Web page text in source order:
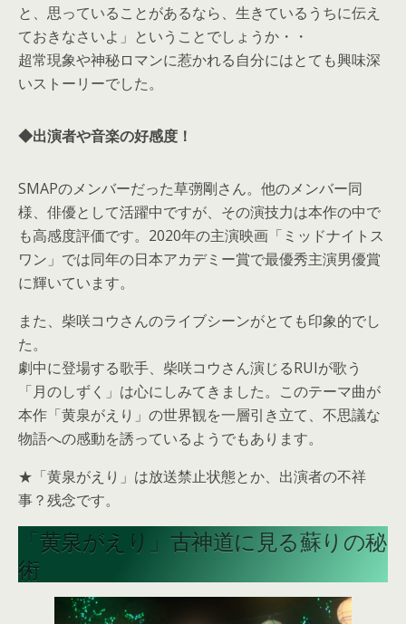
と、思っていることがあるなら、生きているうちに伝え
ておきなさいよ」ということでしょうか・・
超常現象や神秘ロマンに惹かれる自分にはとても興味深
いストーリーでした。
◆出演者や音楽の好感度！
SMAPのメンバーだった草彅剛さん。他のメンバー同
様、俳優として活躍中ですが、その演技力は本作の中で
も高感度評価です。2020年の主演映画「ミッドナイトス
ワン」では同年の日本アカデミー賞で最優秀主演男優賞
に輝いています。
また、柴咲コウさんのライブシーンがとても印象的でし
た。
劇中に登場する歌手、柴咲コウさん演じるRUIが歌う
「月のしずく」は心にしみてきました。このテーマ曲が
本作「黄泉がえり」の世界観を一層引き立て、不思議な
物語への感動を誘っているようでもあります。
★「黄泉がえり」は放送禁止状態とか、出演者の不祥
事？残念です。
「黄泉がえり」古神道に見る蘇りの秘
術